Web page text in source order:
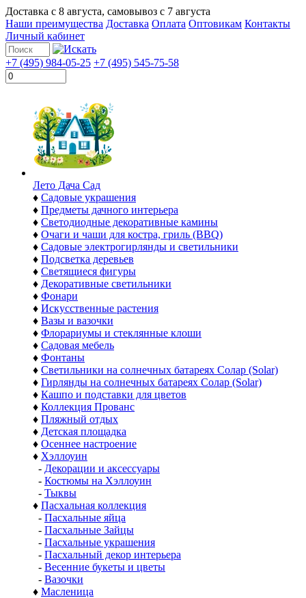
Доставка с 8 августа, самовывоз с 7 августа
Наши преимущества Доставка Оплата Оптовикам Контакты
Личный кабинет
+7 (495) 984-05-25 +7 (495) 545-75-58
Лето Дача Сад
♦ Садовые украшения
♦ Предметы дачного интерьера
♦ Светодиодные декоративные камины
♦ Очаги и чаши для костра, гриль (BBQ)
♦ Садовые электрогирлянды и светильники
♦ Подсветка деревьев
♦ Светящиеся фигуры
♦ Декоративные светильники
♦ Фонари
♦ Искусственные растения
♦ Вазы и вазочки
♦ Флорариумы и стеклянные клоши
♦ Садовая мебель
♦ Фонтаны
♦ Светильники на солнечных батареях Солар (Solar)
♦ Гирлянды на солнечных батареях Солар (Solar)
♦ Кашпо и подставки для цветов
♦ Коллекция Прованс
♦ Пляжный отдых
♦ Детская площадка
♦ Осеннее настроение
♦ Хэллоуин
- Декорации и аксессуары
- Костюмы на Хэллоуин
- Тыквы
♦ Пасхальная коллекция
- Пасхальные яйца
- Пасхальные Зайцы
- Пасхальные украшения
- Пасхальный декор интерьера
- Весенние букеты и цветы
- Вазочки
♦ Масленица